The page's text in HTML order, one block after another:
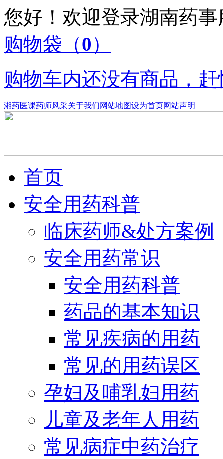
您好！欢迎登录湖南药
购物袋 （0）
购物车内还没有商品，
湘药医课药师风采关于我们网站地图设为首页网站声明
首页
安全用药科普
临床药师&处方案例
安全用药常识
安全用药科普
药品的基本知识
常见疾病的用药
常见的用药误区
孕妇及哺乳妇用药
儿童及老年人用药
常见病症中药治疗